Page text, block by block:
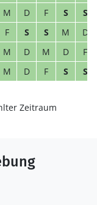
M D F S
S
F S S M
D
M D M D
F
M D F S S
Zeitraum